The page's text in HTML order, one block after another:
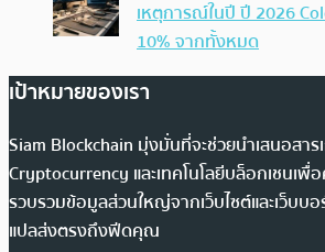
เหตุการณ์ในปี ปี 2026
10% จากทั้งหมด
เป้าหมายของเรา
Siam Blockchain มุ่งมั่นที่จะช่วยนำเสนอสาร
Cryptocurrency และเทคโนโลยีบล็อกเชนเพื่
รวบรวมข้อมูลส่วนใหญ่จากเว็บไซต์และเว็บบอ
แปลส่งตรงถึงฟีดคุณ